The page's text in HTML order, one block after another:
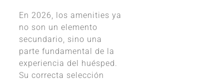
En 2026, los amenities ya
no son un elemento
secundario, sino una
parte fundamental de la
experiencia del huésped.
Su correcta selección